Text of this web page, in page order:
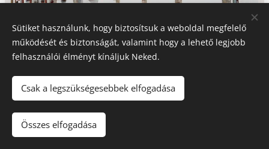
Sütiket használunk, hogy biztosítsuk a weboldal megfelelő
működését és biztonságát, valamint hogy a lehető legjobb
felhasználói élményt kínáljuk Neked.
Csak a legszükségesebbek elfogadása
Összes elfogadása